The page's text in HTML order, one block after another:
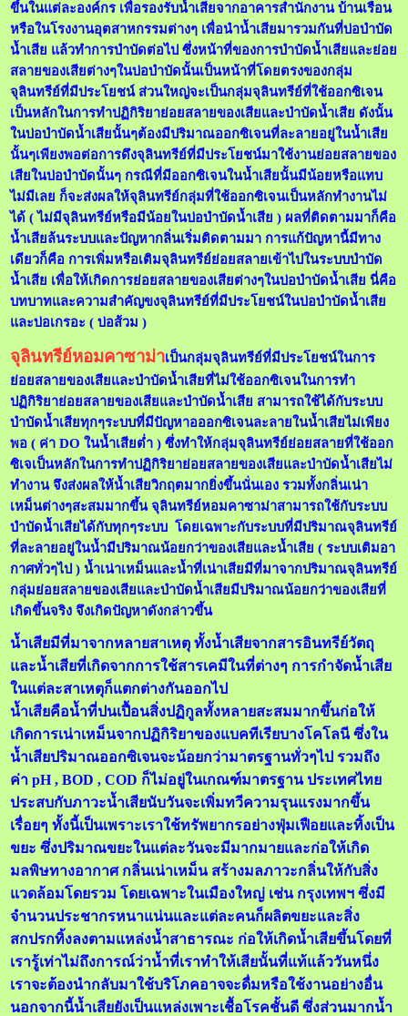
ขึ้นในแต่ละองค์กร เพื่อรองรับน้ำเสียจากอาคารสำนักงาน บ้านเรือน
หรือในโรงงานอุตสาหกรรมต่างๆ เพื่อนำน้ำเสียมารวมกันที่บ่อบำบัด
น้ำเสีย แล้วทำการบำบัดต่อไป ซึ่งหน้าที่ของการบำบัดน้ำเสียและย่อย
สลายของเสียต่างๆในบ่อบำบัดนั้นเป็นหน้าที่โดยตรงของกลุ่ม
จุลินทรีย์ที่มีประโยชน์ ส่วนใหญ่จะเป็นกลุ่มจุลินทรีย์ที่ใช้ออกซิเจน
เป็นหลักในการทำปฏิกิริยาย่อยสลายของเสียและบำบัดน้ำเสีย ดังนั้น
ในบ่อบำบัดน้ำเสียนั้นๆต้องมีปริมาณออกซิเจนที่ละลายอยู่ในน้ำเสีย
นั้นๆเพียงพอต่อการดึงจุลินทรีย์ที่มีประโยชน์มาใช้งานย่อยสลายของ
เสียในบ่อบำบัดนั้นๆ กรณีที่มีออกซิเจนในน้ำเสียนั้นมีน้อยหรือแทบ
ไม่มีเลย ก็จะส่งผลให้จุลินทรีย์กลุ่มที่ใช้ออกซิเจนเป็นหลักทำงานไม่
ได้ ( ไม่มีจุลินทรีย์หรือมีน้อยในบ่อบำบัดน้ำเสีย ) ผลที่ติดตามมาก็คือ
น้ำเสียล้นระบบและปัญหากลิ่นเริ่มติดตามมา การแก้ปัญหานี้มีทาง
เดียวก็คือ การเพิ่มหรือเติมจุลินทรีย์ย่อยสลายเข้าไปในระบบบำบัด
น้ำเสีย เพื่อให้เกิดการย่อยสลายของเสียต่างๆในบ่อบำบัดน้ำเสีย นี่คือ
บทบาทและความสำคัญขงจุลินทรีย์ที่มีประโยชน์ในบ่อบำบัดน้ำเสีย
และบ่อเกรอะ ( บ่อส้วม )
จุลินทรีย์หอมคาซาม่าเป็นกลุ่มจุลินทรีย์ที่มีประโยชน์ในการ
ย่อยสลายของเสียและบำบัดน้ำเสียที่ไม่ใช้ออกซิเจนในการทำ
ปฏิกิริยาย่อยสลายของเสียและบำบัดน้ำเสีย สามารถใช้ได้กับระบบ
บำบัดน้ำเสียทุกๆระบบที่มีปัญหาอออกซิเจนละลายในน้ำเสียไม่เพียง
พอ ( ค่า DO ในน้ำเสียต่ำ ) ซึ่งทำให้กลุ่มจุลินทรีย์ย่อยสลายที่ใช้ออก
ซิเจเป็นหลักในการทำปฏิกิริยาย่อยสลายของเสียและบำบัดน้ำเสียไม่
ทำงาน จึงส่งผลให้น้ำเสียวิกฤตมากยิ่งขึ้นนั่นเอง รวมทั้งกลิ่นเน่า
เหม็นต่างๆสะสมมากขึ้น จุลินทรีย์หอมคาซาม่าสามารถใช้กับระบบ
บำบัดน้ำเสียได้กับทุกๆระบบ โดยเฉพาะกับระบบที่มีปริมาณจุลินทรีย์
ที่ละลายอยู่ในน้ำมีปริมาณน้อยกว่าของเสียและน้ำเสีย ( ระบบเติมอา
กาศทั่วๆไป ) น้ำเน่าเหม็นและน้ำที่เน่าเสียมีที่มาจากปริมาณจุลินทรีย์
กลุ่มย่อยสลายของเสียและบำบัดน้ำเสียมีปริมาณน้อยกว่าของเสียที่
เกิดขึ้นจริง จึงเกิดปัญหาดังกล่าวขึ้น
น้ำเสียมีที่มาจากหลายสาเหตุ ทั้งน้ำเสียจากสารอินทรีย์วัตถุ
และน้ำเสียที่เกิดจากการใช้สารเคมีในที่ต่างๆ การกำจัดน้ำเสีย
ในแต่ละสาเหตุก็แตกต่างกันออกไป
น้ำเสียคือน้ำที่ปนเปื้อนสิ่งปฏิกูลทั้งหลายสะสมมากขึ้นก่อให้
เกิดการเน่าเหม็นจากปฏิกิริยาของแบคทีเรียบางโคโลนี ซึ่งใน
น้ำเสียปริมาณออกซิเจนจะน้อยกว่ามาตรฐานทั่วๆไป รวมถึง
ค่า pH , BOD , COD ก็ไม่อยู่ในเกณฑ์มาตรฐาน ประเทศไทย
ประสบกับภาวะน้ำเสียนับวันจะเพิ่มทวีความรุนแรงมากขึ้น
เรื่อยๆ ทั้งนี้เป็นเพราะเราใช้ทรัพยากรอย่างฟุ่มเฟือยและทิ้งเป็น
ขยะ ซึ่งปริมาณขยะในแต่ละวันจะมีมากมายและก่อให้เกิด
มลพิษทางอากาศ กลิ่นเน่าเหม็น สร้างมลภาวะกลิ่นให้กับสิ่ง
แวดล้อมโดยรวม โดยเฉพาะในเมืองใหญ่ เช่น กรุงเทพฯ ซึ่งมี
จำนวนประชากรหนาแน่นและแต่ละคนก็ผลิตขยะและสิ่ง
สกปรกทิ้งลงตามแหล่งน้ำสาธารณะ ก่อให้เกิดน้ำเสียขึ้นโดยที่
เรารู้เท่าไม่ถึงการณ์ว่าน้ำที่เราทำให้เสียนั้นที่แท้แล้ววันหนึ่ง
เราจะต้องนำกลับมาใช้บริโภคอาจจะดื่มหรือใช้งานอย่างอื่น
นอกจากนี้น้ำเสียยังเป็นแหล่งเพาะเชื้อโรคชั้นดี ซึ่งส่วนมากน้ำ